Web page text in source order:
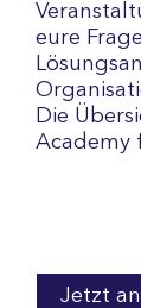
eure
Die
Academy
Jetzt